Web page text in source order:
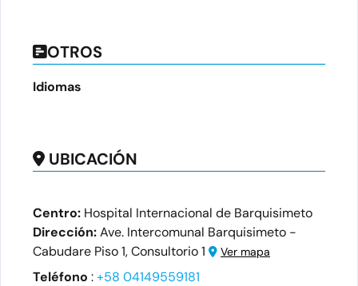
OTROS
Idiomas
UBICACIÓN
Centro: Hospital Internacional de Barquisimeto
Dirección:Ave. Intercomunal Barquisimeto -
Cabudare Piso 1, Consultorio 1
Ver mapa
Teléfono :+58 04149559181